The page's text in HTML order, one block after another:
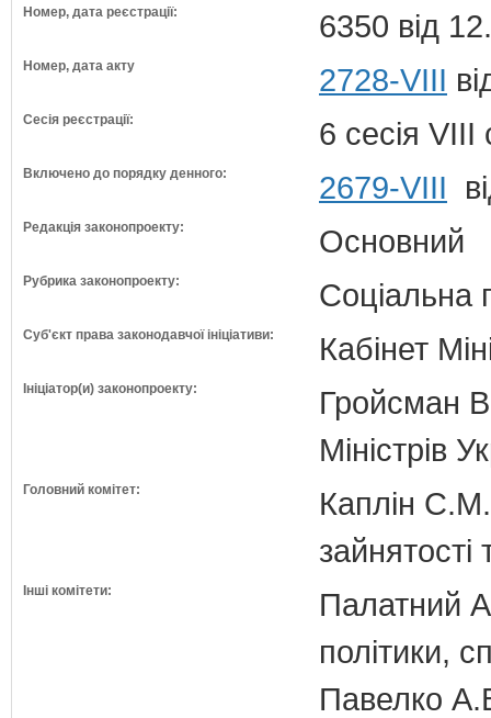
Номер, дата реєстрації: 6350 від
Номер, дата акту 2728-VIII
Сесія реєстрації: 6 сесія VIII
Включено до порядку денного: 2679-VIII
Редакція законопроекту: Основний
Рубрика законопроекту: Соціальна
Суб'єкт права законодавчої ініціативи: Кабінет
Ініціатор(и) законопроекту:
Гройсман
Міністрів
Головний комітет:
Каплін С.М.
зайнятості
Інші комітети:
Палатний
політики,
Павелко